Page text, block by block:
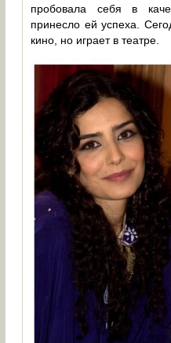
пробовала себя в
принесло ей успеха.
кино, но играет в театре.